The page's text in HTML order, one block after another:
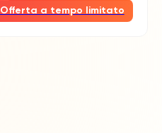
Offerta a tempo limitato